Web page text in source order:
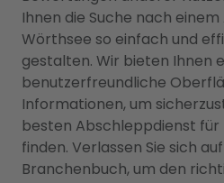
Ihnen die Suche nach
Wörthsee so einfach und
gestalten. Wir bieten Ihnen
benutzerfreundliche
Informationen, um
besten Abschleppdienst für
finden. Verlassen Sie sich
Branchenbuch, um den